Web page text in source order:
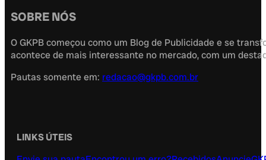
SOBRE NÓS
O GKPB começou como um Blog de Publicidade e se
acontece de mais interessante no mercado, com um
Pautas somente em: redacao@gkpb.com.br
LINKS ÚTEIS